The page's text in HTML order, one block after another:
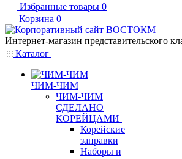
Избранные товары 0
Корзина 0
Интернет-магазин представительского
Каталог
ЧИМ-ЧИМ
ЧИМ-ЧИМ
СДЕЛАНО
КОРЕЙЦАМИ
Корейские
заправки
Наборы и